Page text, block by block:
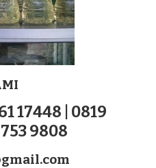
17448 | 0819
9808